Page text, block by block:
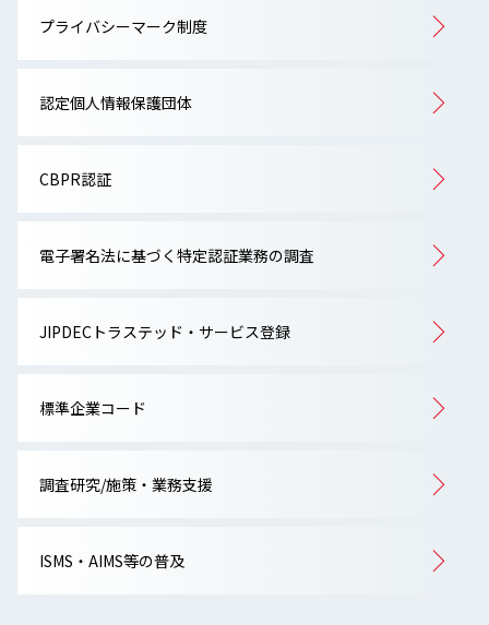
プライバシーマーク制度
認定個人情報保護団体
CBPR認証
電子署名法に基づく特定認証業務の調査
JIPDECトラステッド・サービス登録
標準企業コード
調査研究/施策・業務支援
ISMS・AIMS等の普及